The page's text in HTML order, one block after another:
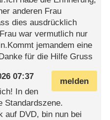
anderen Frau
dies ausdrücklich
war vermutlich nur
jemandem eine
für die Hilfe Gruss
melden
07:37
In den
Standardszene.
auf DVD, bin nun bei